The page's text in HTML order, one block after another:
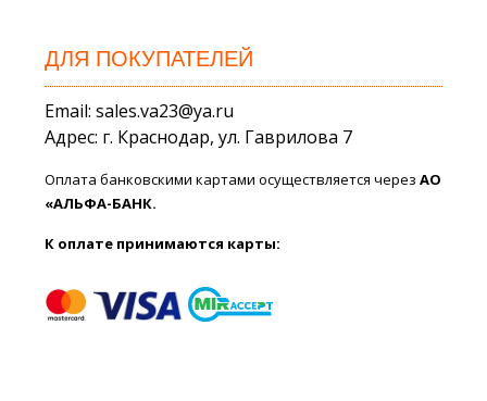
ДЛЯ ПОКУПАТЕЛЕЙ
Email: sales.va23@ya.ru
Адрес: г. Краснодар, ул. Гаврилова 7
Оплата банковскими картами осуществляется черезАО
«АЛЬФА-БАНК.
К оплате принимаются карты: